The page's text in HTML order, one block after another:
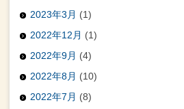
2023年3月 (1)
2022年12月 (1)
2022年9月 (4)
2022年8月 (10)
2022年7月 (8)